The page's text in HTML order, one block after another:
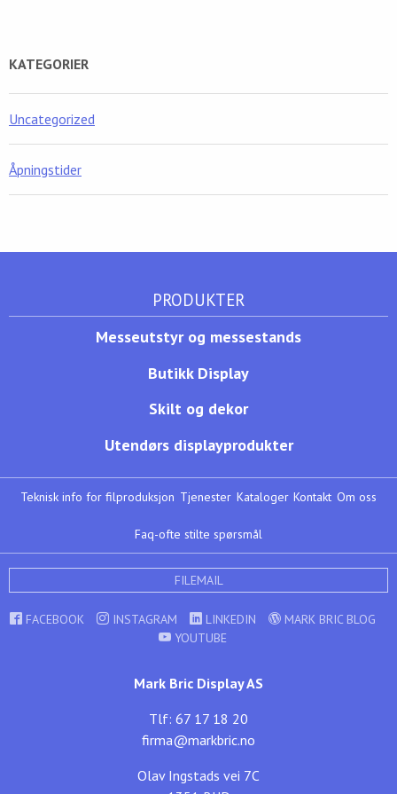
KATEGORIER
Uncategorized
Åpningstider
PRODUKTER
Messeutstyr og messestands
Butikk Display
Skilt og dekor
Utendørs displayprodukter
Teknisk info for filproduksjon Tjenester Kataloger Kontakt Om oss
Faq-ofte stilte spørsmål
FILEMAIL
FACEBOOK INSTAGRAM LINKEDIN
MARK BRIC BLOG
YOUTUBE
Mark Bric Display AS
Tlf: 67 17 18 20
firma@markbric.no
Olav Ingstads vei 7C